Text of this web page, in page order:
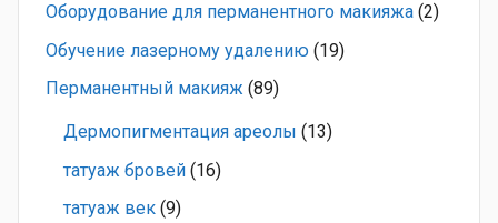
Оборудование для перманентного макияжа (2)
Обучение лазерному удалению (19)
Перманентный макияж (89)
Дермопигментация ареолы (13)
татуаж бровей (16)
татуаж век (9)